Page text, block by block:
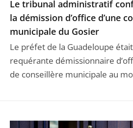
Le tribunal administratif
la démission d’office d’une
municipale du Gosier
Le préfet de la Guadeloupe
requérante démissionnaire
de conseillère municipale au